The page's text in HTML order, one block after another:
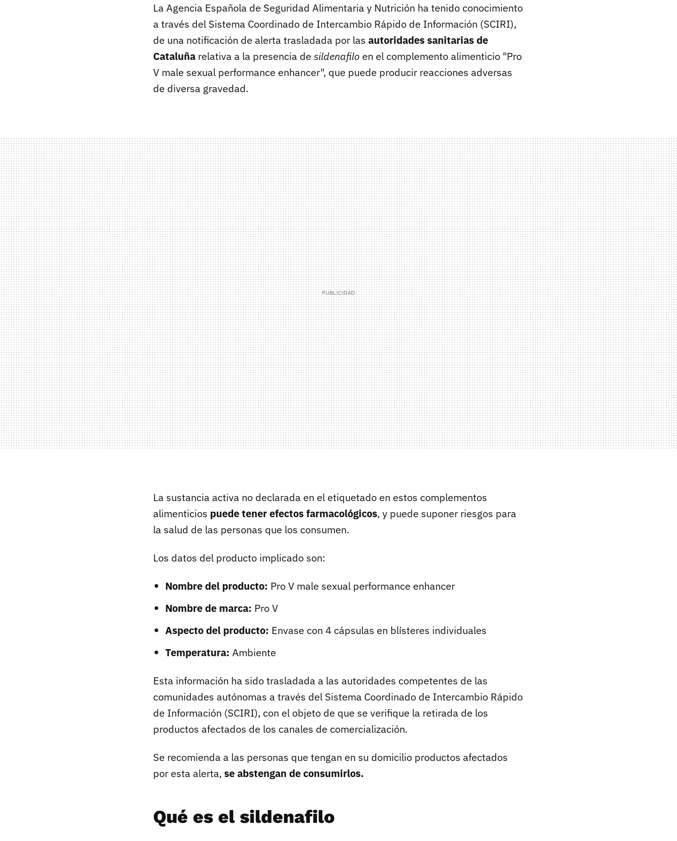
La Agencia Española de Seguridad Alimentaria y Nutrición ha tenido conocimiento
a través del Sistema Coordinado de Intercambio Rápido de Información (SCIRI),
de una notificación de alerta trasladada por las autoridades sanitarias de
Cataluña relativa a la presencia de sildenafilo en el complemento alimenticio "Pro
V male sexual performance enhancer", que puede producir reacciones adversas
de diversa gravedad.
La sustancia activa no declarada en el etiquetado en estos complementos
alimenticios puede tener efectos farmacológicos, y puede suponer riesgos para
la salud de las personas que los consumen.
Los datos del producto implicado son:
Nombre del producto: Pro V male sexual performance enhancer
Nombre de marca: Pro V
Aspecto del producto: Envase con 4 cápsulas en blísteres individuales
Temperatura: Ambiente
Esta información ha sido trasladada a las autoridades competentes de las
comunidades autónomas a través del Sistema Coordinado de Intercambio Rápido
de Información (SCIRI), con el objeto de que se verifique la retirada de los
productos afectados de los canales de comercialización.
Se recomienda a las personas que tengan en su domicilio productos afectados
por esta alerta, se abstengan de consumirlos.
Qué es el sildenafilo